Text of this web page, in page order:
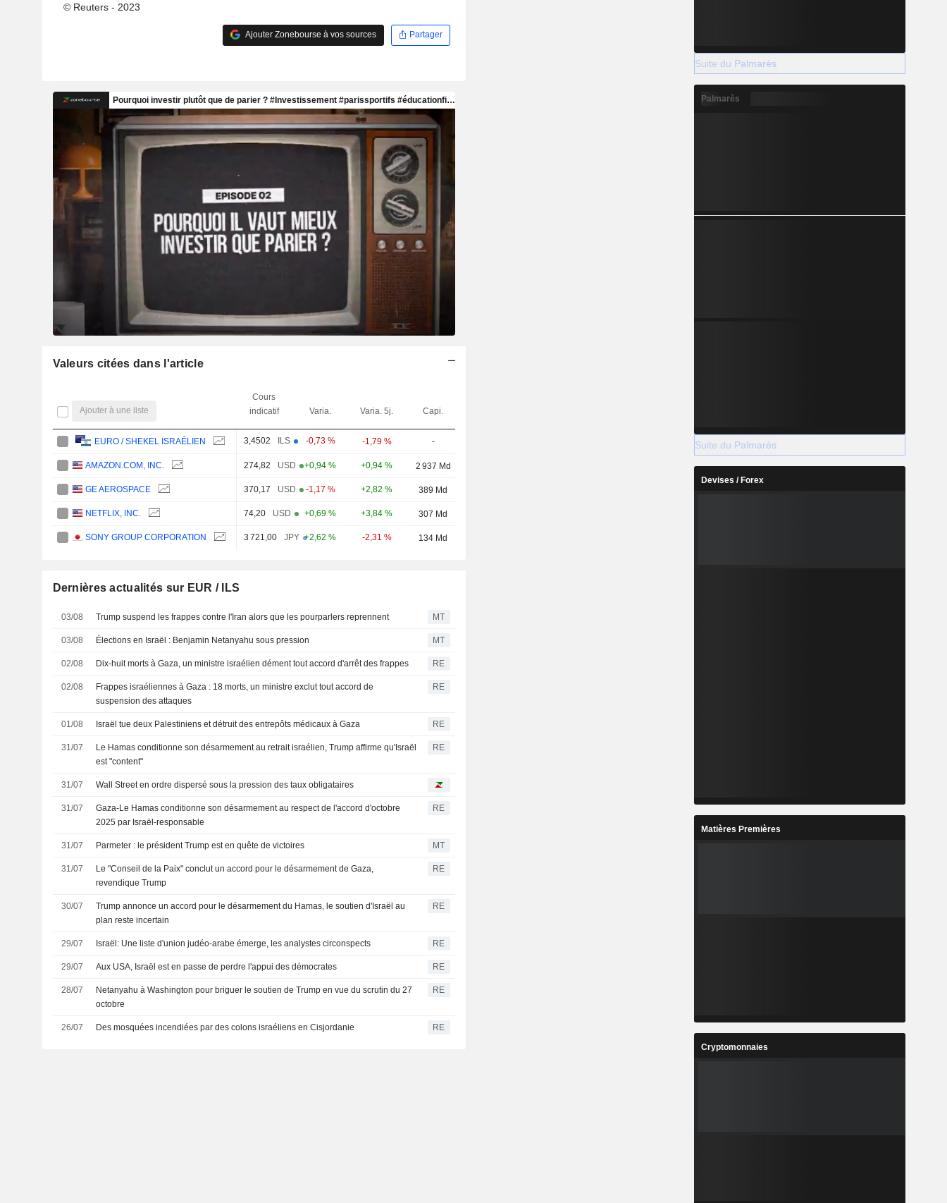
© Reuters - 2023
Ajouter Zonebourse à vos sources Partager
Valeurs citées dans l'article
Ajouter à une liste
Cours
indicatif
Varia. Varia. 5j. Capi.
EURO / SHEKEL ISRAÉLIEN 3,4502 ILS -0,73 % -1,79 % -
AMAZON.COM, INC. 274,82 USD +0,94 % +0,94 % 2 937 Md
GE AEROSPACE 370,17 USD -1,17 % +2,82 % 389 Md
NETFLIX, INC. 74,20 USD +0,69 % +3,84 % 307 Md
SONY GROUP CORPORATION 3 721,00 JPY +2,62 % -2,31 % 134 Md
Dernières actualités sur EUR / ILS
03/08 Trump suspend les frappes contre l'Iran alors que les pourparlers reprennent MT
03/08 Élections en Israël : Benjamin Netanyahu sous pression MT
02/08 Dix-huit morts à Gaza, un ministre israélien dément tout accord d'arrêt des frappes RE
02/08
Frappes israéliennes à Gaza : 18 morts, un ministre exclut tout accord de
suspension des attaques
RE
01/08 Israël tue deux Palestiniens et détruit des entrepôts médicaux à Gaza RE
31/07
Le Hamas conditionne son désarmement au retrait israélien, Trump affirme qu'Israël
est "content"
RE
31/07 Wall Street en ordre dispersé sous la pression des taux obligataires
31/07
Gaza-Le Hamas conditionne son désarmement au respect de l'accord d'octobre
2025 par Israël-responsable
RE
31/07 Parmeter : le président Trump est en quête de victoires MT
31/07
Le "Conseil de la Paix" conclut un accord pour le désarmement de Gaza,
revendique Trump
RE
30/07
Trump annonce un accord pour le désarmement du Hamas, le soutien d'Israël au
plan reste incertain
RE
29/07 Israël: Une liste d'union judéo-arabe émerge, les analystes circonspects RE
29/07 Aux USA, Israël est en passe de perdre l'appui des démocrates RE
28/07
Netanyahu à Washington pour briguer le soutien de Trump en vue du scrutin du 27
octobre
RE
26/07 Des mosquées incendiées par des colons israéliens en Cisjordanie RE
Suite du Palmarès
Palmarès
Suite du Palmarès
Devises / Forex
Matières Premières
Cryptomonnaies